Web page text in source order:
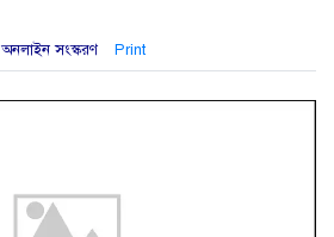
অনলাইন সংস্করণ Print